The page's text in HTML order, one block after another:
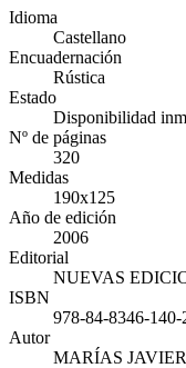
Idioma
Castellano
Encuadernación
Rústica
Estado
Disponibilidad
Nº de páginas
320
Medidas
190x125
Año de edición
2006
Editorial
NUEVAS
ISBN
978-84-8346-140-
Autor
MARÍAS JAVIER